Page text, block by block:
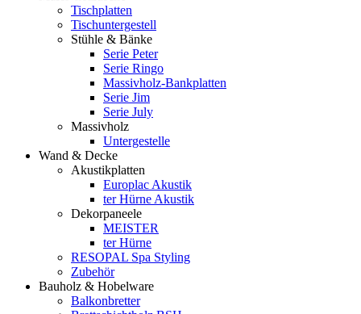
Tischplatten
Tischuntergestell
Stühle & Bänke
Serie Peter
Serie Ringo
Massivholz-Bankplatten
Serie Jim
Serie July
Massivholz
Untergestelle
Wand & Decke
Akustikplatten
Europlac Akustik
ter Hürne Akustik
Dekorpaneele
MEISTER
ter Hürne
RESOPAL Spa Styling
Zubehör
Bauholz & Hobelware
Balkonbretter